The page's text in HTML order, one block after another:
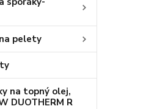
pelety
na topný olej,
DUOTHERM R